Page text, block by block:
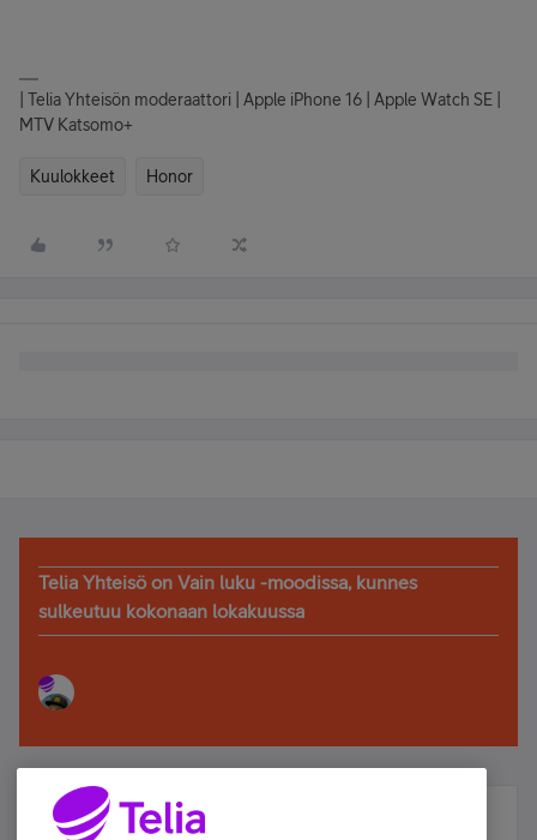
| Telia Yhteisön moderaattori | Apple iPhone 16 | Apple Watch SE |
MTV Katsomo+
Kuulokkeet Honor
Telia Yhteisö on Vain luku -moodissa, kunnes
sulkeutuu kokonaan lokakuussa
Älä jää paitsi – osallistu ja voita!